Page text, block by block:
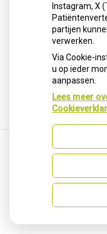
Lees het hele artikel
Publicatiedatum:17-
Terug naar overzicht
Privacy verklaring
Instagram, X
partijen
verwerken.
Via Cookie-
u op ieder
aanpassen.
Lees meer